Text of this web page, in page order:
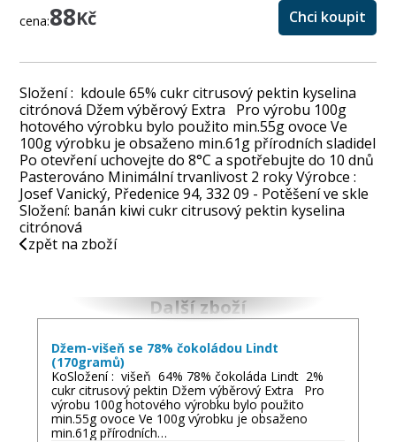
cena:88Kč Chci koupit
Složení : kdoule 65% cukr citrusový pektin kyselina
citrónová Džem výběrový Extra Pro výrobu 100g
hotového výrobku bylo použito min.55g ovoce Ve
100g výrobku je obsaženo min.61g přírodních sladidel
Po otevření uchovejte do 8°C a spotřebujte do 10 dnů
Pasterováno Minimální trvanlivost 2 roky Výrobce :
Josef Vanický, Předenice 94, 332 09 - Potěšení ve skle
Složení: banán kiwi cukr citrusový pektin kyselina
citrónová
zpět na zboží
Další zboží
Džem-višeň se 78% čokoládou Lindt
(170gramů)
KoSložení : višeň 64% 78% čokoláda Lindt 2%
cukr citrusový pektin Džem výběrový Extra Pro
výrobu 100g hotového výrobku bylo použito
min.55g ovoce Ve 100g výrobku je obsaženo
min.61g přírodních…